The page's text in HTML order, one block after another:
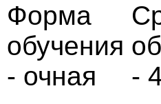
Форма
обучения
- очная
-